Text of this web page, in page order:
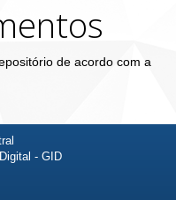
de acordo com a
- GID